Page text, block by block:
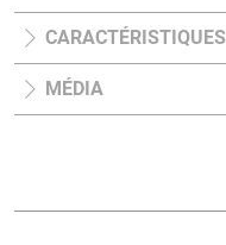
CARACTÉRISTIQUES
MÉDIA